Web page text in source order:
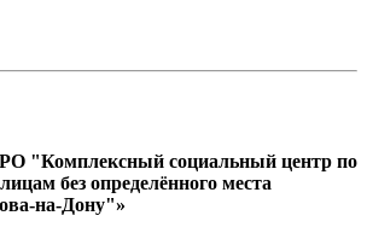
"Комплексный социальный центр по
без определённого места
на-Дону"»